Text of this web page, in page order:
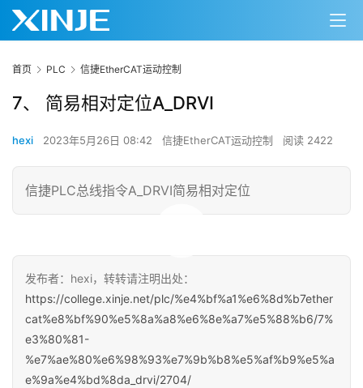
首页 PLC 信捷EtherCAT运动控制
7、 简易相对定位A_DRVI
hexi 2023年5月26日 08:42 信捷EtherCAT运动控制 阅读 2422
信捷PLC总线指令A_DRVI简易相对定位
00:00 / 01:12
发布者：hexi，转转请注明出处：
https://college.xinje.net/plc/%e4%bf%a1%e6%8d%b7ether
cat%e8%bf%90%e5%8a%a8%e6%8e%a7%e5%88%b6/7%
e3%80%81-
%e7%ae%80%e6%98%93%e7%9b%b8%e5%af%b9%e5%a
e%9a%e4%bd%8da_drvi/2704/